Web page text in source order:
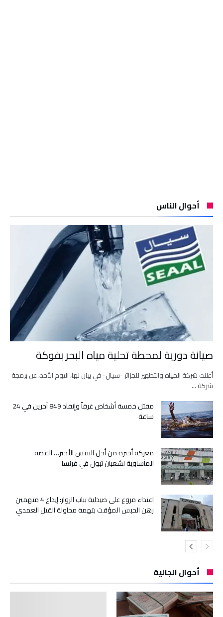
أحوال الناس
صيانة دورية لمحطة تحلية مياه البحر بفوكة
أعلنت شركة المياه والتطهير للجزائر -سيال- في بيان لها، اليوم الأحد، عن برمجة
شركة …
مقتل خمسة أشخاص غرقاً وإنقاذ 849 آخرين في 24
ساعة
معركة أخيرة من أجل النفس الأخير… القصة
المأساوية لشعبان تبول في فرنسا
اعتداء مروع على صيدلية بباب الزوار: إيداع 4 متهمين
رهن الحبس المؤقت بتهمة محاولة القتل العمدي
أحوال الجالية